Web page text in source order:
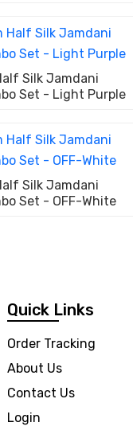
Silk Jamdani
Set - Light Purple
Silk Jamdani
Set - OFF-White
Quick Links
Order Tracking
About Us
Contact Us
Login